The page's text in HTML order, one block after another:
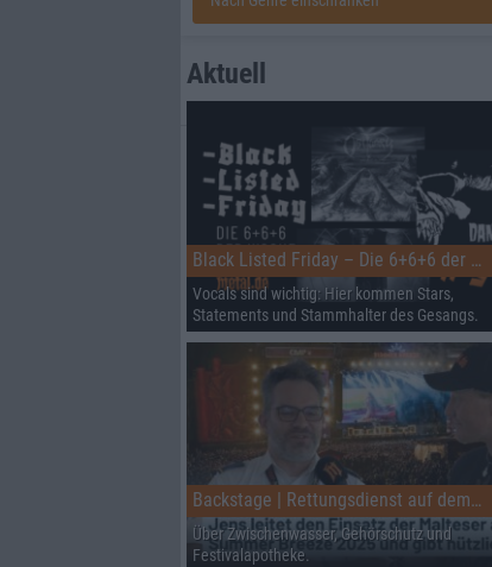
Aktuell
Black Listed Friday – Die 6+6+6 der Woche
Vocals sind wichtig: Hier kommen Stars,
Statements und Stammhalter des Gesangs.
Backstage | Rettungsdienst auf dem Summer Breeze
Über Zwischenwasser, Gehörschutz und
Festivalapotheke.